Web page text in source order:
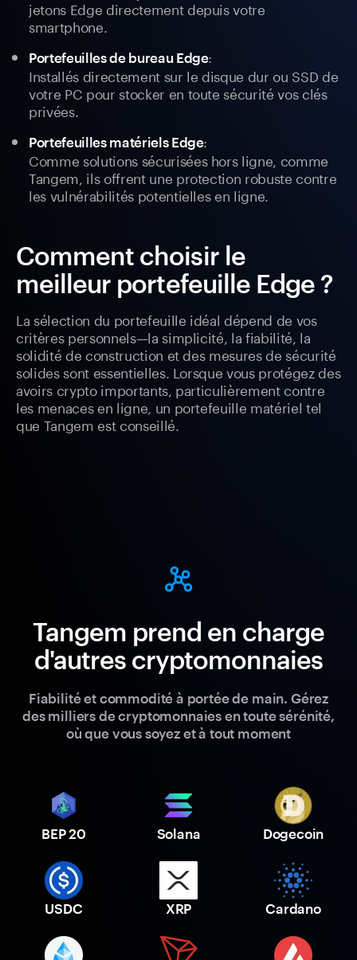
jetons Edge directement depuis votre
smartphone.
Portefeuilles de bureau Edge:
Installés directement sur le disque dur ou SSD de
votre PC pour stocker en toute sécurité vos clés
privées.
Portefeuilles matériels Edge:
Comme solutions sécurisées hors ligne, comme
Tangem, ils offrent une protection robuste contre
les vulnérabilités potentielles en ligne.
Comment choisir le
meilleur portefeuille Edge ?
La sélection du portefeuille idéal dépend de vos
critères personnels—la simplicité, la fiabilité, la
solidité de construction et des mesures de sécurité
solides sont essentielles. Lorsque vous protégez des
avoirs crypto importants, particulièrement contre
les menaces en ligne, un portefeuille matériel tel
que Tangem est conseillé.
Tangem prend en charge
d'autres cryptomonnaies
Fiabilité et commodité à portée de main. Gérez
des milliers de cryptomonnaies en toute sérénité,
où que vous soyez et à tout moment
BEP 20 Solana Dogecoin
USDC XRP Cardano